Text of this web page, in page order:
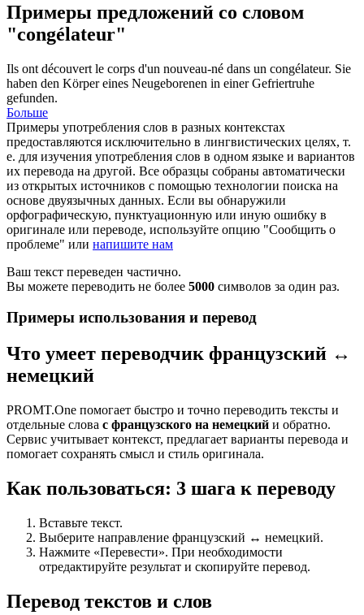
Примеры предложений со словом
"congélateur"
Ils ont découvert le corps d'un nouveau-né dans un congélateur. Sie
haben den Körper eines Neugeborenen in einerGefriertruhe
gefunden.
Больше
Примеры употребления слов в разных контекстах
предоставляются исключительно в лингвистических целях, т.
е. для изучения употребления слов в одном языке и вариантов
их перевода на другой. Все образцы собраны автоматически
из открытых источников с помощью технологии поиска на
основе двуязычных данных. Если вы обнаружили
орфографическую, пунктуационную или иную ошибку в
оригинале или переводе, используйте опцию "Сообщить о
проблеме" или напишите нам
Ваш текст переведен частично.
Вы можете переводить не более 5000 символов за один раз.
Примеры использования и перевод
Что умеет переводчик французский ↔
немецкий
PROMT.One помогает быстро и точно переводить тексты и
отдельные слова с французского на немецкий и обратно.
Сервис учитывает контекст, предлагает варианты перевода и
помогает сохранять смысл и стиль оригинала.
Как пользоваться: 3 шага к переводу
Вставьте текст.
Выберите направление французский ↔ немецкий.
Нажмите «Перевести». При необходимости
отредактируйте результат и скопируйте перевод.
Перевод текстов и слов